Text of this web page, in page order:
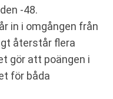
-48.
in i omgången från
återstår flera
gör att poängen i
för båda